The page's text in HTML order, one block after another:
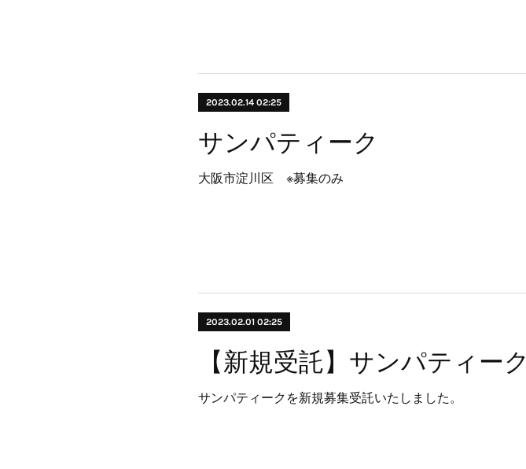
2023.02.14 02:25
サンパティーク
大阪市淀川区 ※募集のみ
2023.02.01 02:25
【新規受託】サンパティーク
サンパティークを新規募集受託いたしました。